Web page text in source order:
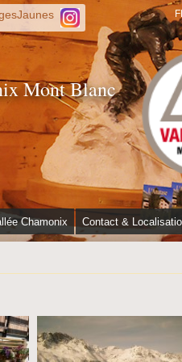
Mont Blanc
Chamonix Contact &